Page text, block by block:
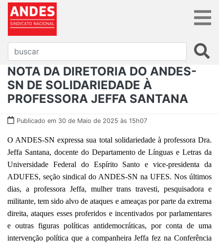
NOTA DA DIRETORIA DO ANDES-
SN DE SOLIDARIEDADE À
PROFESSORA JEFFA SANTANA
Publicado em 30 de Maio de 2025 às 15h07
O ANDES-SN expressa sua total solidariedade à professora Dra.
Jeffa Santana, docente do Departamento de Línguas e Letras da
Universidade Federal do Espírito Santo e vice-presidenta da
ADUFES, seção sindical do ANDES-SN na UFES. Nos últimos
dias, a professora Jeffa, mulher trans travesti, pesquisadora e
militante, tem sido alvo de ataques e ameaças por parte da extrema
direita, ataques esses proferidos e incentivados por parlamentares
e outras figuras políticas antidemocráticas, por conta de uma
intervenção política que a companheira Jeffa fez na Conferência